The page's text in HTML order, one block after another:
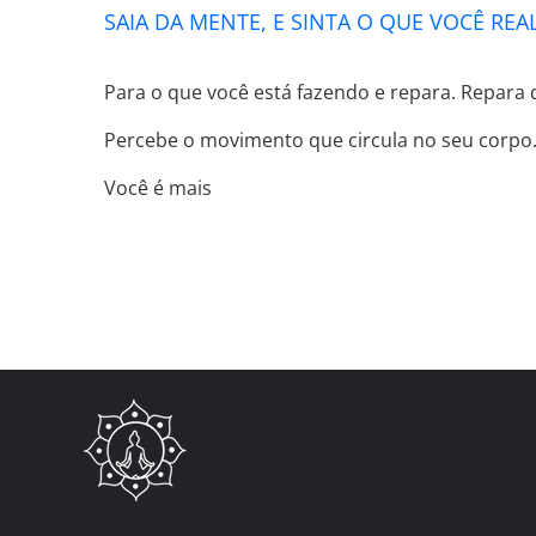
SAIA DA MENTE, E SINTA O QUE VOCÊ
Para o que você está fazendo e repara.
Percebe o movimento que circula no seu
Você é mais